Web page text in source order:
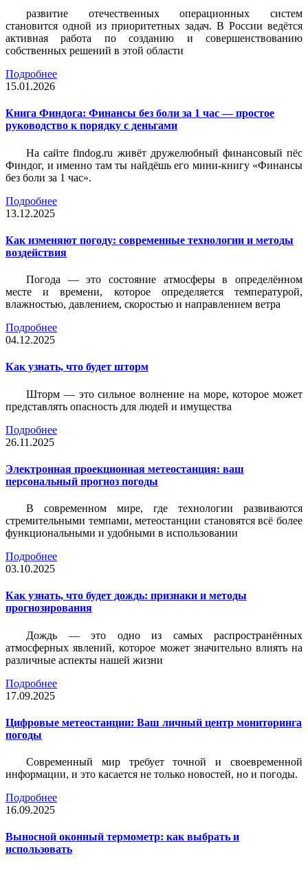
развитие отечественных операционных систем
становится одной из приоритетных задач. В России ведётся
активная работа по созданию и совершенствованию
собственных решений в этой области
Подробнее
15.01.2026
Книга Финдога: Финансы без боли за 1 час — простое
руководство к порядку с деньгами
На сайте findog.ru живёт дружелюбный финансовый пёс
Финдог, и именно там ты найдёшь его мини‑книгу «Финансы
без боли за 1 час».
Подробнее
13.12.2025
Как изменяют погоду: современные технологии и методы
воздействия
Погода — это состояние атмосферы в определённом
месте и времени, которое определяется температурой,
влажностью, давлением, скоростью и направлением ветра
Подробнее
04.12.2025
Как узнать, что будет шторм
Шторм — это сильное волнение на море, которое может
представлять опасность для людей и имущества
Подробнее
26.11.2025
Электронная проекционная метеостанция: ваш
персональный прогноз погоды
В современном мире, где технологии развиваются
стремительными темпами, метеостанции становятся всё более
функциональными и удобными в использовании
Подробнее
03.10.2025
Как узнать, что будет дождь: признаки и методы
прогнозирования
Дождь — это одно из самых распространённых
атмосферных явлений, которое может значительно влиять на
различные аспекты нашей жизни
Подробнее
17.09.2025
Цифровые метеостанции: Ваш личный центр мониторинга
погоды
Современный мир требует точной и своевременной
информации, и это касается не только новостей, но и погоды.
Подробнее
16.09.2025
Выносной оконный термометр: как выбрать и
использовать